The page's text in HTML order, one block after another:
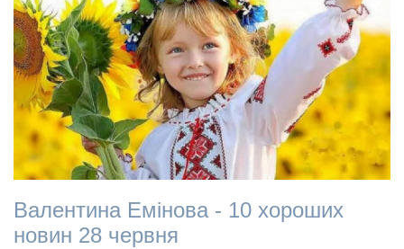
Валентина Емінова - 10 хороших
новин 28 червня